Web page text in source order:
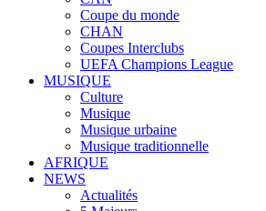
Coupe du monde
CHAN
Coupes Interclubs
UEFA Champions League
MUSIQUE
Culture
Musique
Musique urbaine
Musique traditionnelle
AFRIQUE
NEWS
Actualités